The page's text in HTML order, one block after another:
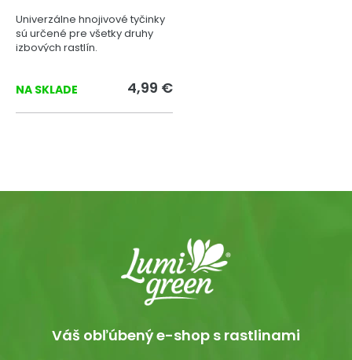
Univerzálne hnojivové tyčinky
sú určené pre všetky druhy
izbových rastlín.
NA SKLADE 4,99 €
Váš obľúbený e-shop s rastlinami